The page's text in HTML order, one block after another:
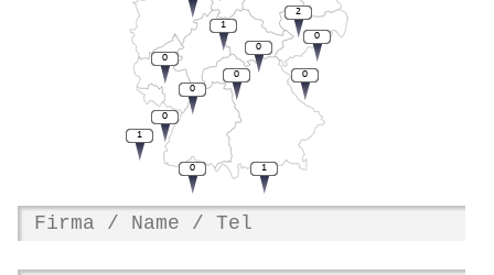
0
0
0
2
0
1
1
0
0
0
0
1